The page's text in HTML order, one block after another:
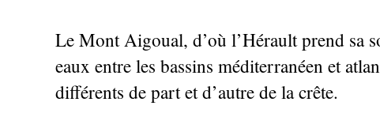
Le Mont Aigoual, d’où l’Hérault prend sa
eaux entre les bassins méditerranéen et
différents de part et d’autre de la crête.